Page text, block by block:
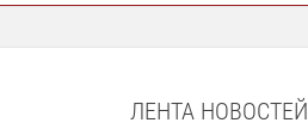
ЛЕНТА НОВОСТЕЙ